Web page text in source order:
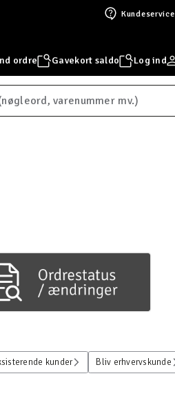
Kundeservice
ordre Gavekort saldo Log ind
kunder Bliv erhvervskunde